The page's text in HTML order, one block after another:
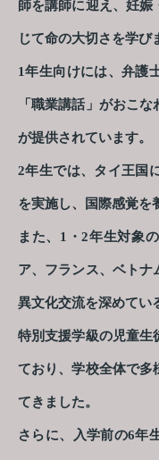
師を講師に迎え、妊娠
じて命の大切さを学び
1年生向けには、弁護
「職業講話」がおこ
が提供されています。
2年生では、タイ王国
を実施し、国際感覚を
また、1・2年生対象
ア、フランス、ベトナ
異文化交流を深めてい
特別支援学級の児童生
ており、学校全体で多
てきました。
さらに、入学前の6年